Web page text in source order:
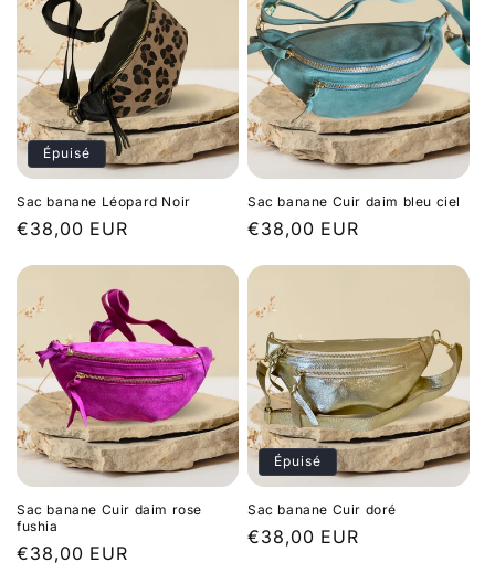
i
o
n
:
Épuisé
Sac banane Léopard Noir
Prix
€38,00 EUR
Sac banane Cuir daim bleu ciel
Prix
€38,00 EUR
Sac banane Cuir daim rose
fushia
Prix
€38,00 EUR
Épuisé
Sac banane Cuir doré
Prix
€38,00 EUR